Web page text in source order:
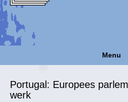
Menu
Portugal: Europees
werk